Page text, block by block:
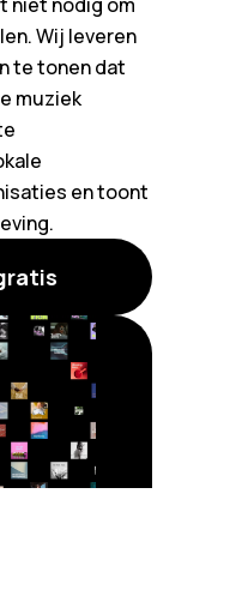
Wij leveren
te tonen dat
muziek
en toont